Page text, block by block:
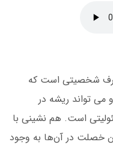
شخصیتی است که
تواند ریشه در
است. هم نشینی با
خصلت در آن‌ها به وجود